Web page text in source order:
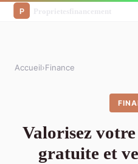
Accueil›Finance
Valorisez
gratuite et